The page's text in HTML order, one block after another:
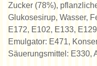
Zucker (78%),
Glukosesirup, Wasser,
E172, E102, E133,
Emulgator: E471,
Säuerungsmittel: E330,